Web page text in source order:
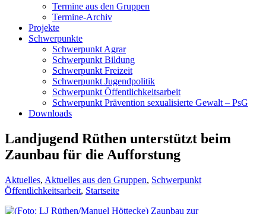
Termine aus den Gruppen
Termine-Archiv
Projekte
Schwerpunkte
Schwerpunkt Agrar
Schwerpunkt Bildung
Schwerpunkt Freizeit
Schwerpunkt Jugendpolitik
Schwerpunkt Öffentlichkeitsarbeit
Schwerpunkt Prävention sexualisierte Gewalt – PsG
Downloads
Landjugend Rüthen unterstützt beim
Zaunbau für die Aufforstung
Aktuelles, Aktuelles aus den Gruppen, Schwerpunkt
Öffentlichkeitsarbeit, Startseite